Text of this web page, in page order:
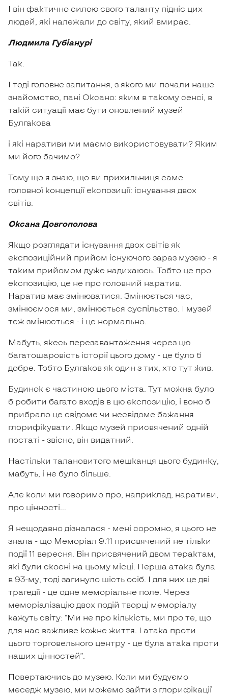
І він фактично силою свого таланту підніс цих
людей, які належали до світу, який вмирає.
Людмила Губіанурі
Так.
І тоді головне запитання, з якого ми почали наше
знайомство, пані Оксано: яким в такому сенсі, в
такій ситуації має бути оновлений музей
Булгакова
і які наративи ми маємо використовувати? Яким
ми його бачимо?
Тому що я знаю, що ви прихильниця саме
головної концепції експозиції: існування двох
світів.
Оксана Довгополова
Якщо розглядати існування двох світів як
експозиційний прийом існуючого зараз музею - я
таким прийомом дуже надихаюсь. Тобто це про
експозицію, це не про головний наратив.
Наратив має змінюватися. Змінюється час,
змінюємося ми, змінюється суспільство. І музей
теж змінюється - і це нормально.
Мабуть, якесь перезавантаження через цю
багатошаровість історії цього дому - це було б
добре. Тобто Булгаков як один з тих, хто тут жив.
Будинок є частиною цього міста. Тут можна було
б робити багато входів в цю експозицію, і воно б
прибрало це свідоме чи несвідоме бажання
глорифікувати. Якщо музей присвячений одній
постаті - звісно, він видатний.
Настільки талановитого мешканця цього будинку,
мабуть, і не було більше.
Але коли ми говоримо про, наприклад, наративи,
про цінності…
Я нещодавно дізналася - мені соромно, я цього не
знала - що Меморіал 9.11 присвячений не тільки
події 11 вересня. Він присвячений двом терактам,
які були скоєні на цьому місці. Перша атака була
в 93-му, тоді загинуло шість осіб. І для них це дві
трагедії - це одне меморіальне поле. Через
меморіалізацію двох подій творці меморіалу
кажуть світу: “Ми не про кількість, ми про те, що
для нас важливе кожне життя. І атака проти
цього торговельного центру - це була атака проти
наших цінностей”.
Повертаючись до музею. Коли ми будуємо
меседж музею, ми можемо зайти з глорифікації